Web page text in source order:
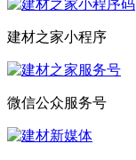
建材之家小程序
微信公众服务号